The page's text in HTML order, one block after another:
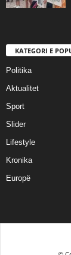
KATEGORI E
Politika
Aktualitet
Sport
Slider
Lifestyle
Kronika
Europë